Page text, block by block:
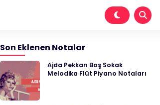
Son Eklenen Notalar
Ajda Pekkan Boş Sokak
Melodika Flüt Piyano Notaları